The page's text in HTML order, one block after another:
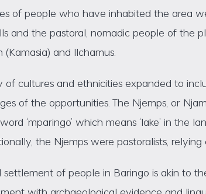
of people who have inhabited the area
and the pastoral, nomadic people of the
and Ilchamus.
cultures and ethnicities expanded to
of the opportunities. The Njemps, or
‘mparingo’ which means ‘lake’ in the
the Njemps were pastoralists,
of people in Baringo is akin to